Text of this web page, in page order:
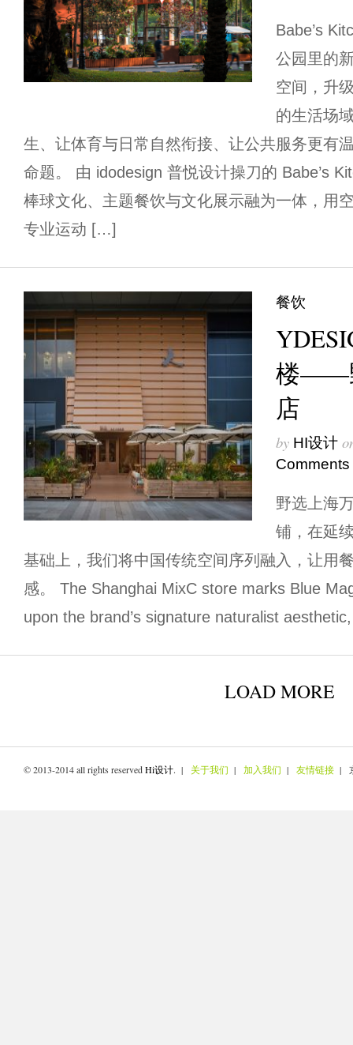
Babe’s
公园里的
空间，升
的生活场
生、让体育与日常自然衔接、让公共服务更有
命题。 由 idodesign 普悦设计操刀的 Babe’s
棒球文化、主题餐饮与文化展示融为一体，用
专业运动 […]
餐饮
楼——
店
by HI设计
Comments
野选上海
铺，在延
基础上，我们将中国传统空间序列融入，让用
感。 The Shanghai MixC store marks Blue
upon the brand’s signature naturalist
LOAD MORE
© 2013-2014 all rights reservedHi设计. | 关于我们 | 加入我们 | 友情链接 |